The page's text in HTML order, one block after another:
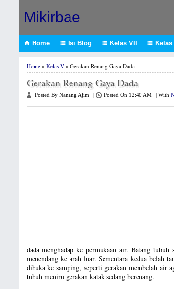
Mikirbae
 Home  Isi Blog  Kelas VII  Kelas
Home» Kelas V» Gerakan Renang Gaya Dada
Gerakan Renang Gaya Dada
Posted By Nanang Ajim Posted On 12:40 AM With
dada menghadap ke permukaan air. Batang
menendang ke arah luar. Sementara kedua belah
dibuka ke samping, seperti gerakan membelah air
tubuh meniru gerakan katak sedang berenang.